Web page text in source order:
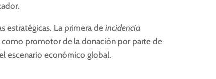
estratégicas. La primera deincidencia
como promotor de la donación por parte de
escenario económico global.